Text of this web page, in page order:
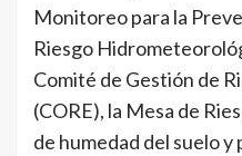
Monitoreo para la
Riesgo
Comité de Gestión de
(CORE), la Mesa de
de humedad del suelo